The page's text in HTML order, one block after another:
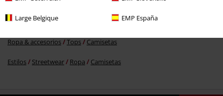
Large Belgique EMP España
Ofertas % OUTLET
Nuevo Ropa Camisetas & Tops Camisetas
Ropa & accesorios Tops Camisetas
Estilos Streetwear Ropa Camisetas